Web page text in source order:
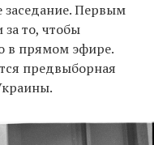
заседание. Первым
то, чтобы
в прямом эфире.
предвыборная